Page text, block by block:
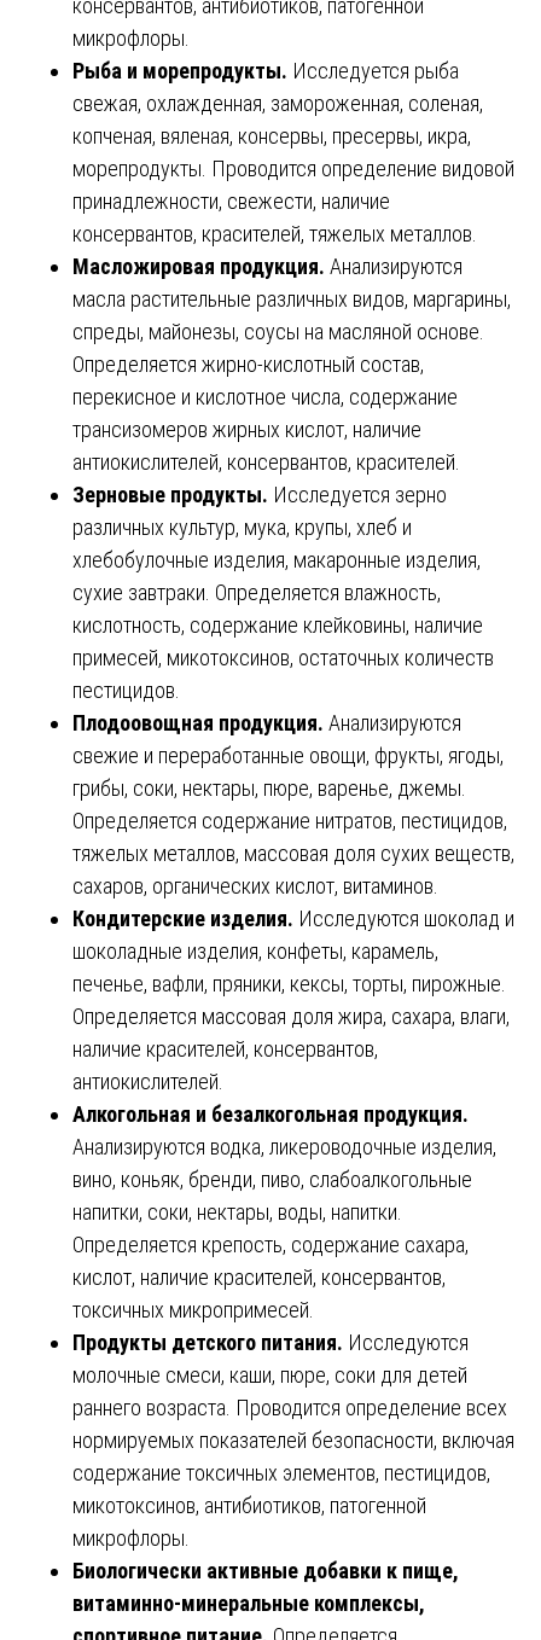
консервантов, антибиотиков, патогенной
микрофлоры.
Рыба и морепродукты. Исследуется рыба
свежая, охлажденная, замороженная, соленая,
копченая, вяленая, консервы, пресервы, икра,
морепродукты. Проводится определение видовой
принадлежности, свежести, наличие
консервантов, красителей, тяжелых металлов.
Масложировая продукция. Анализируются
масла растительные различных видов, маргарины,
спреды, майонезы, соусы на масляной основе.
Определяется жирно-кислотный состав,
перекисное и кислотное числа, содержание
трансизомеров жирных кислот, наличие
антиокислителей, консервантов, красителей.
Зерновые продукты. Исследуется зерно
различных культур, мука, крупы, хлеб и
хлебобулочные изделия, макаронные изделия,
сухие завтраки. Определяется влажность,
кислотность, содержание клейковины, наличие
примесей, микотоксинов, остаточных количеств
пестицидов.
Плодоовощная продукция. Анализируются
свежие и переработанные овощи, фрукты, ягоды,
грибы, соки, нектары, пюре, варенье, джемы.
Определяется содержание нитратов, пестицидов,
тяжелых металлов, массовая доля сухих веществ,
сахаров, органических кислот, витаминов.
Кондитерские изделия. Исследуются шоколад и
шоколадные изделия, конфеты, карамель,
печенье, вафли, пряники, кексы, торты, пирожные.
Определяется массовая доля жира, сахара, влаги,
наличие красителей, консервантов,
антиокислителей.
Алкогольная и безалкогольная продукция.
Анализируются водка, ликероводочные изделия,
вино, коньяк, бренди, пиво, слабоалкогольные
напитки, соки, нектары, воды, напитки.
Определяется крепость, содержание сахара,
кислот, наличие красителей, консервантов,
токсичных микропримесей.
Продукты детского питания. Исследуются
молочные смеси, каши, пюре, соки для детей
раннего возраста. Проводится определение всех
нормируемых показателей безопасности, включая
содержание токсичных элементов, пестицидов,
микотоксинов, антибиотиков, патогенной
микрофлоры.
Биологически активные добавки к пище,
витаминно-минеральные комплексы,